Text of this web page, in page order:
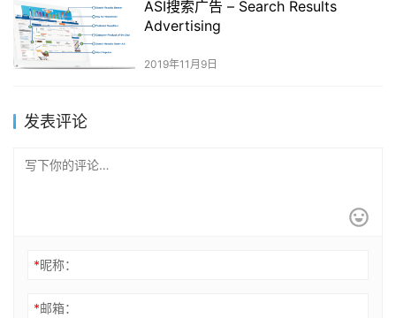
ASI搜索广告 – Search Results
Advertising
2019年11月9日
发表评论
*昵称：
*邮箱：